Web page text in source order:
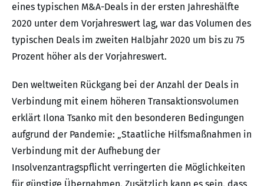
eines typischen M&A-Deals in der ersten Jahreshälfte
2020 unter dem Vorjahreswert lag, war das Volumen des
typischen Deals im zweiten Halbjahr 2020 um bis zu 75
Prozent höher als der Vorjahreswert.
Den weltweiten Rückgang bei der Anzahl der Deals in
Verbindung mit einem höheren Transaktionsvolumen
erklärt Ilona Tsanko mit den besonderen Bedingungen
aufgrund der Pandemie: „Staatliche Hilfsmaßnahmen in
Verbindung mit der Aufhebung der
Insolvenzantragspflicht verringerten die Möglichkeiten
für günstige Übernahmen. Zusätzlich kann es sein, dass